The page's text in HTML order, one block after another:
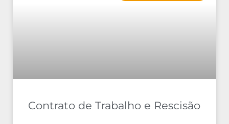
Contrato de Trabalho e Rescisão